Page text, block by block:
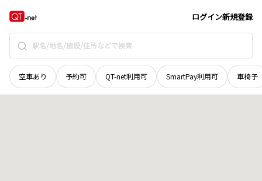
ログイン新規登録
空車あり 予約可 QT-net利用可 SmartPay利用可 車椅子
石川県